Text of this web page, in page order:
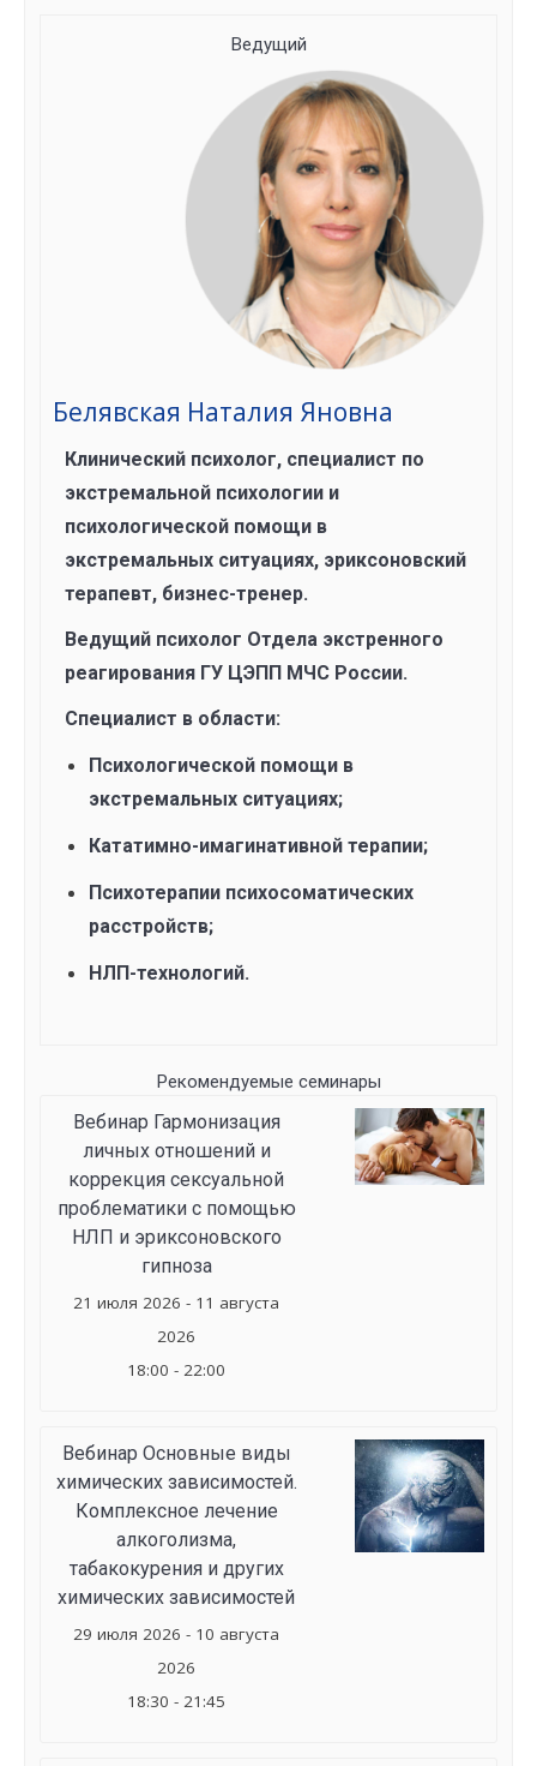
Ведущий
Белявская Наталия Яновна
Клинический психолог, специалист по
экстремальной психологии и
психологической помощи в
экстремальных ситуациях, эриксоновский
терапевт, бизнес-тренер.
Ведущий психолог Отдела экстренного
реагирования ГУ ЦЭПП МЧС России.
Специалист в области:
Психологической помощи в
экстремальных ситуациях;
Кататимно-имагинативной терапии;
Психотерапии психосоматических
расстройств;
НЛП-технологий.
Рекомендуемые семинары
Вебинар Гармонизация
личных отношений и
коррекция сексуальной
проблематики с помощью
НЛП и эриксоновского
гипноза
21 июля 2026 - 11 августа
2026
18:00 - 22:00
Вебинар Основные виды
химических зависимостей.
Комплексное лечение
алкоголизма,
табакокурения и других
химических зависимостей
29 июля 2026 - 10 августа
2026
18:30 - 21:45